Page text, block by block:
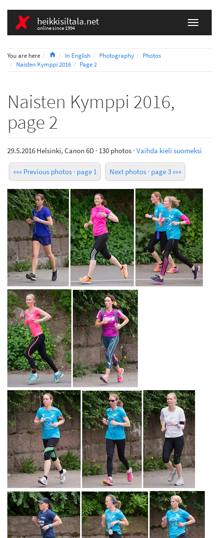
heikkisiltala.net
online since 1994
You are here HomeIn English Photography
Photos
Naisten Kymppi 2016
Page 2
Naisten Kymppi 2016,
page 2
29.5.2016 Helsinki, Canon 6D · 130 photos · Vaihda kieli suomeksi
««« Previous photos · page 1 Next photos · page 3 »»»